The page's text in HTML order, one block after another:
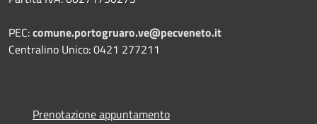
PEC:comune.portogruaro.ve@pecveneto.it
Centralino Unico: 0421 277211
Prenotazione appuntamento